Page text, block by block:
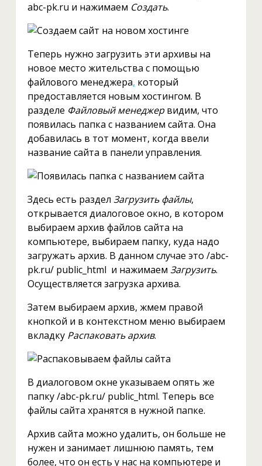
abc-pk.ru и нажимаем Создать.
Теперь нужно загрузить эти архивы на
новое место жительства с помощью
файлового менеджера, который
предоставляется новым хостингом. В
разделе Файловый менеджервидим, что
появилась папка с названием сайта. Она
добавилась в тот момент, когда ввели
название сайта в панели управления.
Здесь есть раздел Загрузить файлы,
открывается диалоговое окно, в котором
выбираем архив файлов сайта на
компьютере, выбираем папку, куда надо
загружать архив. В данном случае это /abc-
pk.ru/ public_html и нажимаем Загрузить.
Осуществляется загрузка архива.
Затем выбираем архив, жмем правой
кнопкой и в контекстном меню выбираем
вкладку Распаковать архив.
В диалоговом окне указываем опять же
папку /abc-pk.ru/ public_html. Теперь все
файлы сайта хранятся в нужной папке.
Архив сайта можно удалить, он больше не
нужен и занимает лишнюю память, тем
более, что он есть у нас на компьютере и